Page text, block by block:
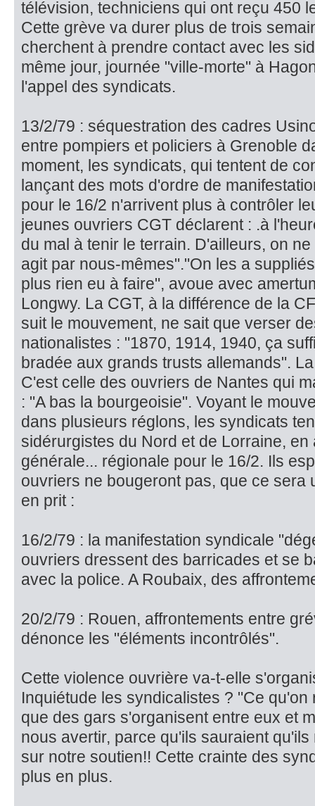
télévision, techni­ciens qui ont reçu 450
Cette grève va durer plus de trois
cherchent à prendre contact avec les
même jour, journée "ville-morte" à
l'appel des syndicats.
13/2/79 : séquestration des cadres
entre pompiers et policiers à Grenoble
moment, les syndicats, qui tentent de
lançant des mots d'ordre de
pour le 16/2 n'arrivent plus à contrôler
jeunes ouvriers CGT déclarent : .à
du mal à tenir le terrain. D'ailleurs, on
agit par nous-mêmes"."On les a
plus rien eu à faire", avoue avec
Longwy. La CGT, à la différence de la
suit le mouve­ment, ne sait que verser
nationalistes : "1870, 1914, 1940, ça
bradée aux grands trusts allemands".
C'est cel­le des ouvriers de Nantes qui
: "A bas la bourgeoisie". Voyant le
dans plusieurs réglons, les syndicats
sidérurgistes du Nord et de Lorraine,
générale... régionale pour le 16/2. Ils
ouvriers ne bougeront pas, que ce sera
en prit :
16/2/79 : la manifestation syndicale
ouvriers dressent des barricades et se
avec la police. A Roubaix, des
20/2/79 : Rouen, affrontements entre
dénonce les "éléments incon­trôlés".
Cette violence ouvrière va-t-elle
Inquiétude les syndicalistes ? "Ce
que des gars s'organisent entre eux et
nous avertir, parce qu'ils sauraient
sur notre soutien!! Cette crainte des
plus en plus.